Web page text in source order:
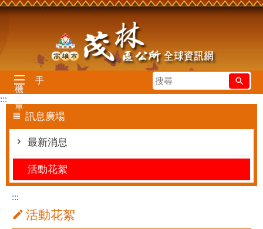
跳到主要內容區塊
搜
尋
手
機
單
:::
訊息廣場
最新消息
活動花絮
:::
活動花絮